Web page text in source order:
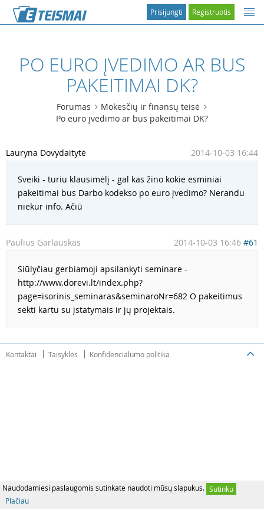
Naudodamiesi paslaugomis sutinkate naudoti mūsų slapukus. Sutinku
Plačiau
Registruotis
Prisijungti
PO EURO ĮVEDIMO AR BUS
PAKEITIMAI DK?
Forumas
Mokesčių ir finansų teisė
Po euro įvedimo ar bus pakeitimai DK?
Lauryna Dovydaitytė 2014-10-03 16:44
Sveiki - turiu klausimėlį - gal kas žino kokie esminiai
pakeitimai bus Darbo kodekso po euro įvedimo? Nerandu
niekur info. Ačiū
Paulius Garlauskas 2014-10-03 16:46 #61
Siūlyčiau gerbiamoji apsilankyti seminare -
http://www.dorevi.lt/index.php?
page=isorinis_seminaras&seminaroNr=682 O pakeitimus
sekti kartu su įstatymais ir jų projektais.
Kontaktai Taisyklės Konfidencialumo politika